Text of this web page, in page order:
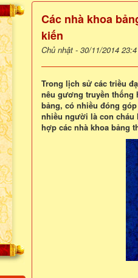
Các nhà khoa
kiến
Chủ nhật - 30/11/2014
Trong lịch sử các triều
nêu gương truyền thống
bảng, có nhiều đóng
nhiều người là con
hợp các nhà khoa bảng